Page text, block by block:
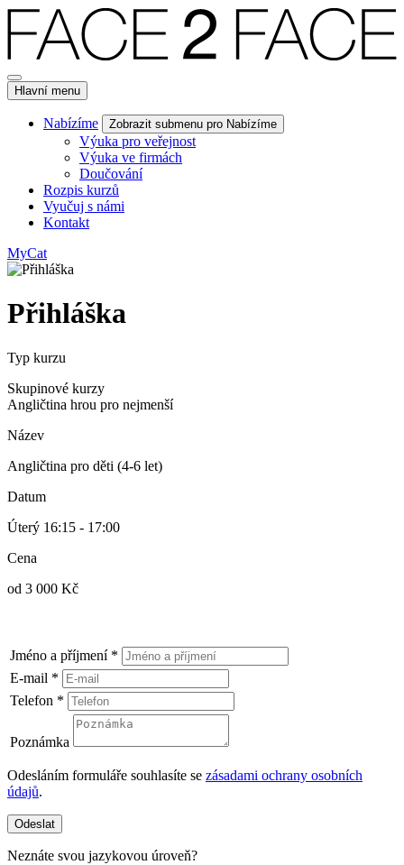
Hlavní menu
Nabízíme Zobrazit submenu pro Nabízíme
Výuka pro veřejnost
Výuka ve firmách
Doučování
Rozpis kurzů
Vyučuj s námi
Kontakt
MyCat
Přihláška
Typ kurzu
Skupinové kurzy
Angličtina hrou pro nejmenší
Název
Angličtina pro děti (4-6 let)
Datum
Úterý 16:15 - 17:00
Cena
od 3 000 Kč
Jméno a příjmení *
E-mail *
Telefon *
Poznámka
Odesláním formuláře souhlasíte se zásadami ochrany osobních
údajů.
Odeslat
Neznáte svou jazykovou úroveň?